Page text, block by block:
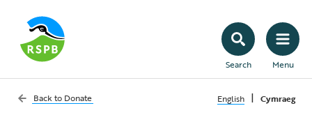
Search Menu
Back to Donate English | Cymraeg